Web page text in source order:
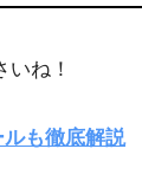
ね！
も徹底解説